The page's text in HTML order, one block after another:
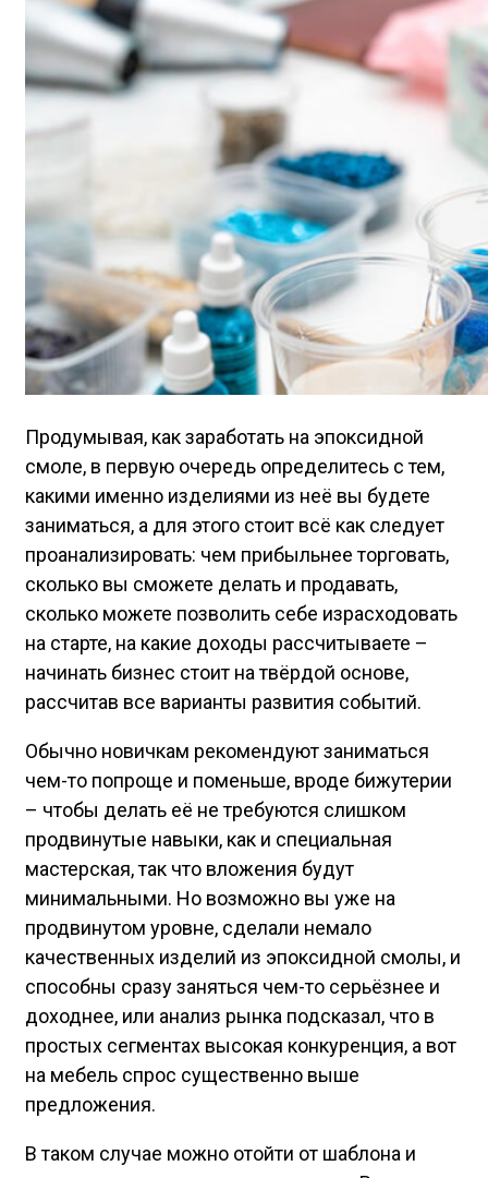
Продумывая, как заработать на эпоксидной
смоле, в первую очередь определитесь с тем,
какими именно изделиями из неё вы будете
заниматься, а для этого стоит всё как следует
проанализировать: чем прибыльнее торговать,
сколько вы сможете делать и продавать,
сколько можете позволить себе израсходовать
на старте, на какие доходы рассчитываете –
начинать бизнес стоит на твёрдой основе,
рассчитав все варианты развития событий.
Обычно новичкам рекомендуют заниматься
чем-то попроще и поменьше, вроде бижутерии
– чтобы делать её не требуются слишком
продвинутые навыки, как и специальная
мастерская, так что вложения будут
минимальными. Но возможно вы уже на
продвинутом уровне, сделали немало
качественных изделий из эпоксидной смолы, и
способны сразу заняться чем-то серьёзнее и
доходнее, или анализ рынка подсказал, что в
простых сегментах высокая конкуренция, а вот
на мебель спрос существенно выше
предложения.
В таком случае можно отойти от шаблона и